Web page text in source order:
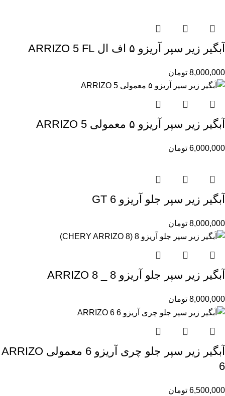
آبگیر زیر سپر آریزو ۵ اف ال ARRIZO 5 FL
8,000,000 تومان
آبگیر زیر سپر آریزو ۵ معمولی ARRIZO 5
6,000,000 تومان
آبگیر زیر سپر جلو آریزو 6 GT
8,000,000 تومان
آبگیر زیر سپر جلو آریزو 8 _ ARRIZO 8
8,000,000 تومان
آبگیر زیر سپر جلو چری آریزو 6 معمولی ARRIZO
6
6,500,000 تومان